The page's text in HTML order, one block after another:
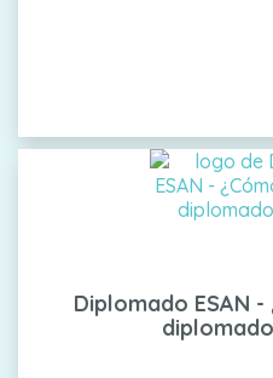
Diplomado ESAN